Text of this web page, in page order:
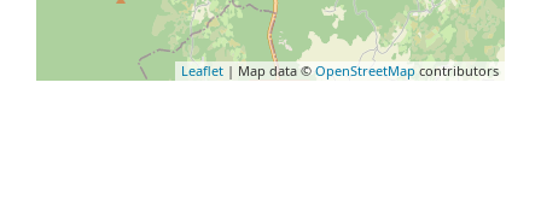
Leaflet | Map data © OpenStreetMap contributors